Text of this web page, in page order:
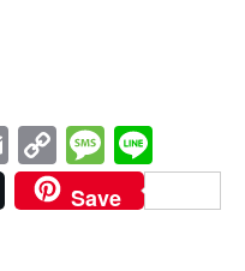
E
m
ai
C
o
p
M
e
ss
n
e
Save